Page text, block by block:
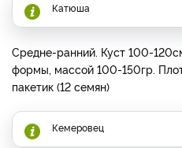
Катюша
Средне-ранний. Куст 100-
формы, массой 100-150гр.
пакетик (12 семян)
Кемеровец